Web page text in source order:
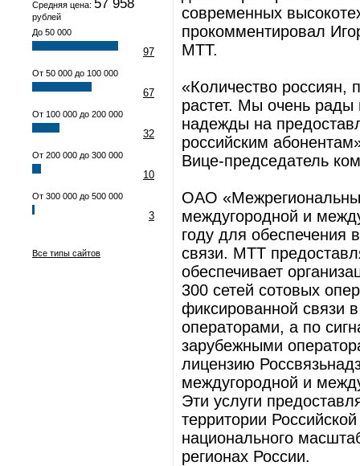
Средняя цена: 57 958
рублей
До 50 000
97
От 50 000 до 100 000
67
От 100 000 до 200 000
32
От 200 000 до 300 000
10
От 300 000 до 500 000
3
Все типы сайтов
современных
прокомментировал
МТТ.
«Количество россиян,
растет. Мы очень
надежды на
российским
Вице-председатель
ОАО
междугородной и
году для обеспечения
связи. МТТ
обеспечивает
300 сетей сотовых
фиксированной связи
операторами, а по
зарубежными
лицензию
междугородной и
Эти услуги
территории
национального
регионах России.